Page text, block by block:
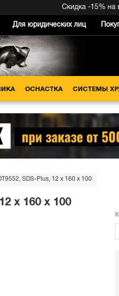
Скидка -15% на
Для юридических лиц
ОСНАСТКА СИСТЕМЫ
SDS-Plus, 12 x 160 x 100
x 160 x 100